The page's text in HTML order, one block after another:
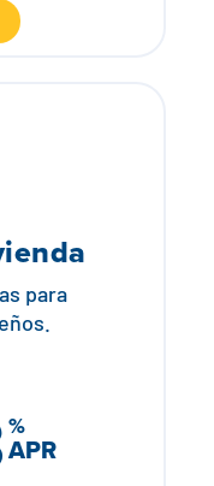
para
%
APR